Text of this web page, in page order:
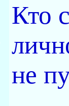
Кто
не